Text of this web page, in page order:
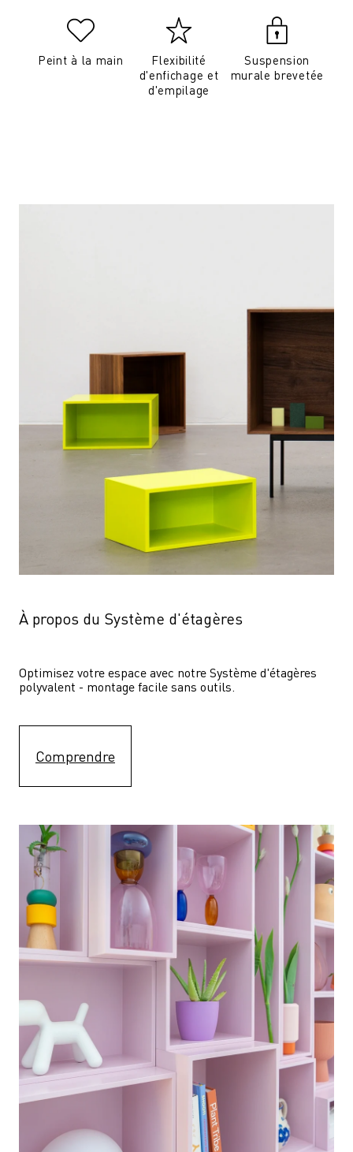
Peint à la main
Flexibilité
d'enfichage et
d'empilage
Suspension
murale brevetée
À propos du Système d'étagères
Optimisez votre espace avec notre Système d'étagères
polyvalent - montage facile sans outils.
Comprendre